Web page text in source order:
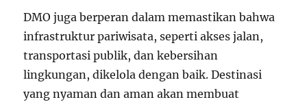
DMO juga berperan dalam memastikan bahwa
infrastruktur pariwisata, seperti akses jalan,
transportasi publik, dan kebersihan
lingkungan, dikelola dengan baik. Destinasi
yang nyaman dan aman akan membuat